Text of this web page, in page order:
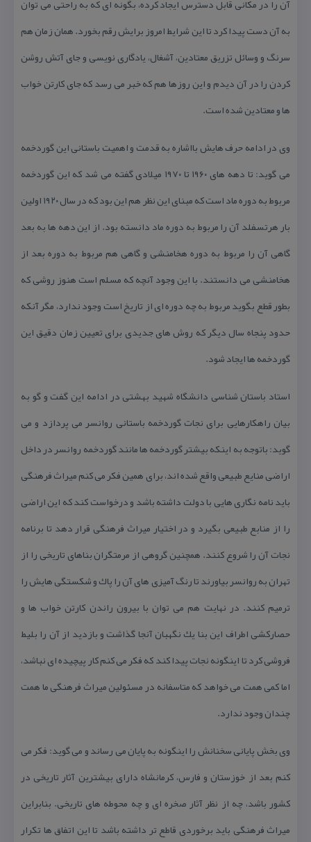
آن را در مكانی قابل دسترس ایجاد كرده، بگونه ای كه به راحتی می توان
به آن دست پیدا كرد تا این شرایط امروز برایش رقم بخورد. همان زمان هم
سرنگ و وسائل تزریق معتادین، آشغال، یادگاری نویسی و جای آتش روشن
كردن را در آن دیدم و این روزها هم كه خبر می رسد كه جای كارتن خواب
ها و معتادین شده است.
وی در ادامه حرف هایش بااشاره به قدمت و اهمیت باستانی این گوردخمه
می گوید: تا دهه های ۱۹۶۰ تا ۱۹۷۰ میلادی گفته می شد كه این گوردخمه
مربوط به دوره ماد است كه مبنای این نظر هم این بود كه در سال ۱۹۲۰ اولین
بار هرتسفلد آن را مربوط به دوره ماد دانسته بود. از این دهه ها به بعد
گاهی آن را مربوط به دوره هخامنشی و گاهی هم مربوط به دوره بعد از
هخامنشی می دانستند. با این وجود آنچه كه مسلم است هنوز روشی كه
بطور قطع بگوید مربوط به چه دوره ای از تاریخ است وجود ندارد، مگر آنكه
حدود پنجاه سال دیگر كه روش های جدیدی برای تعیین زمان دقیق این
گوردخمه ها ایجاد شود.
استاد باستان شناسی دانشگاه شهید بهشتی در ادامه این گفت و گو به
بیان راهكارهایی برای نجات گوردخمه باستانی روانسر می پردازد و می
گوید: باتوجه به اینكه بیشتر گوردخمه ها مانند گوردخمه روانسر در داخل
اراضی منایع طبیعی واقع شده اند، برای همین فكر می كنم میراث فرهنگی
باید نامه نگاری هایی با دولت داشته باشد و درخواست كند كه این اراضی
را از منابع طبیعی بگیرد و در اختیار میراث فرهنگی قرار دهد تا برنامه
نجات آن را شروع كنند. همچنین گروهی از مرمتگران بناهای تاریخی را از
تهران به روانسر بیاورند تا رنگ آمیزی های آن را پاك و شكستگی هایش را
ترمیم كنند. در نهایت هم می توان با بیرون راندن كارتن خواب ها و
حصاركشی اطراف این بنا یك نگهبان آنجا گذاشت و بازدید از آن را بلیط
فروشی كرد تا اینگونه نجات پیدا كند كه فكر می كنم كار پیچیده ای نباشد،
اما كمی همت می خواهد كه متاسفانه در مسئولین میراث فرهنگی ما همت
چندان وجود ندارد.
وی بخش پایانی سخنانش را اینگونه به پایان می رساند و می گوید: فكر می
كنم بعد از خوزستان و فارس، كرمانشاه دارای بیشترین آثار تاریخی در
كشور باشد، چه از نظر آثار صخره ای و چه محوطه های تاریخی. بنابراین
میراث فرهنگی باید برخوردی قاطع تر داشته باشد تا این اتفاق ها تكرار